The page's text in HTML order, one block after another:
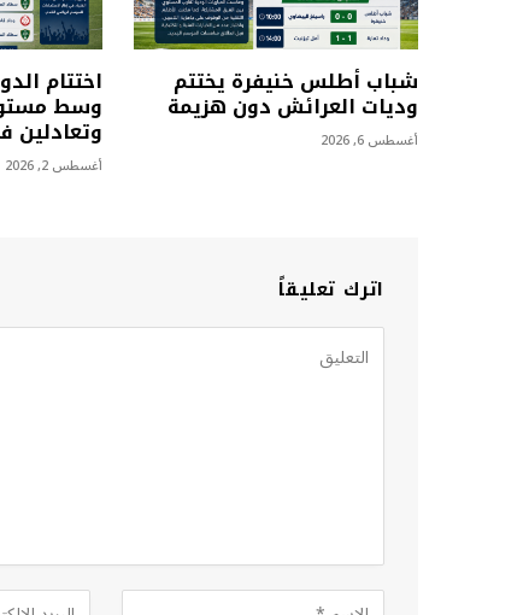
شباب أطلس خنيفرة يختتم
وديات العرائش دون هزيمة
أغسطس 6, 2026
اختتام
وسط
وتعادلين
أغسطس 2, 2026
اترك تعليقاً